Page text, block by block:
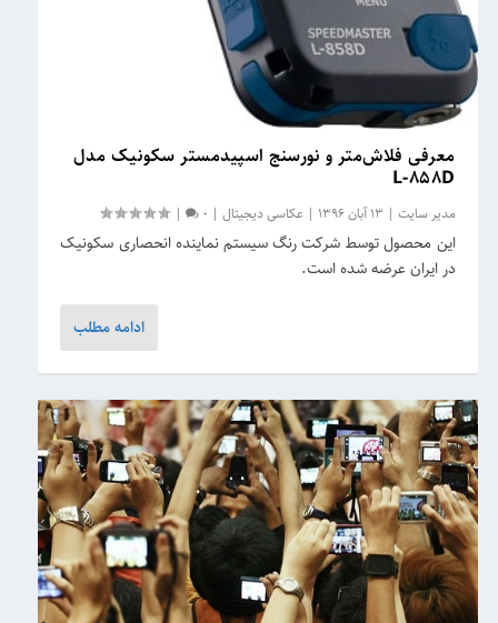
معرفی فلاش‌متر و نورسنج اسپیدمستر سکونیک مدل
L-۸۵۸D
مدیر سایت | 13 آبان 1396 |عکاسی دیجیتال |
0
|
این محصول توسط شرکت رنگ سیستم نماینده انحصاری سکونیک
در ایران عرضه شده است.
ادامه مطلب